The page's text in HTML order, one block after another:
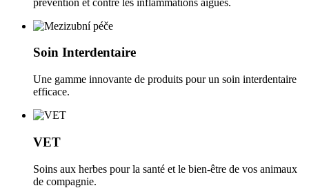
Soin Interdentaire
Une gamme innovante de produits pour un soin interdentaire
efficace.
VET
Soins aux herbes pour la santé et le bien-être de vos animaux
de compagnie.